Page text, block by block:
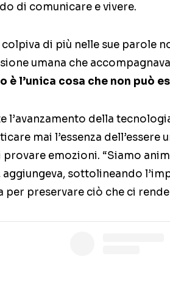
di comunicare e vivere.
colpiva di più nelle sue parole
umana che
è l’unica cosa che non può
l’avanzamento della
mai l’essenza dell’essere
emozioni. “Siamo
aggiungeva, sottolineando
per preservare ciò che ci